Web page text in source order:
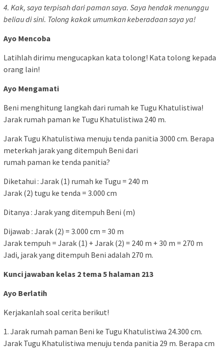
4. Kak, saya terpisah dari paman saya. Saya hendak menunggu
beliau di sini. Tolong kakak umumkan keberadaan saya ya!
Ayo Mencoba
Latihlah dirimu mengucapkan kata tolong! Kata tolong kepada
orang lain!
Ayo Mengamati
Beni menghitung langkah dari rumah ke Tugu Khatulistiwa!
Jarak rumah paman ke Tugu Khatulistiwa 240 m.
Jarak Tugu Khatulistiwa menuju tenda panitia 3000 cm. Berapa
meterkah jarak yang ditempuh Beni dari
rumah paman ke tenda panitia?
Diketahui : Jarak (1) rumah ke Tugu = 240 m
Jarak (2) tugu ke tenda = 3.000 cm
Ditanya : Jarak yang ditempuh Beni (m)
Dijawab : Jarak (2) = 3.000 cm = 30 m
Jarak tempuh = Jarak (1) + Jarak (2) = 240 m + 30 m = 270 m
Jadi, jarak yang ditempuh Beni adalah 270 m.
Kunci jawaban kelas 2 tema 5 halaman 213
Ayo Berlatih
Kerjakanlah soal cerita berikut!
1. Jarak rumah paman Beni ke Tugu Khatulistiwa 24.300 cm.
Jarak Tugu Khatulistiwa menuju tenda panitia 29 m. Berapa cm